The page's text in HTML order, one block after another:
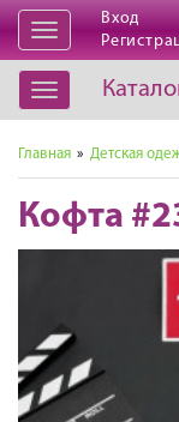
Открыть
навигацию
Вход
Открыть
навигацию
Главная » Детская
Кофта